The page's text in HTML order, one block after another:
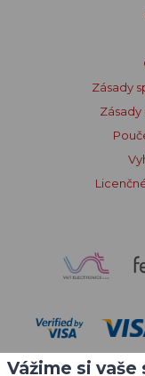
Zásady
Vážime si vaše